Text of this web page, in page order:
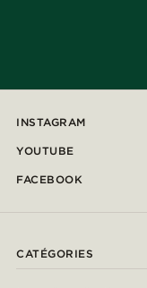
INSTAGRAM
YOUTUBE
FACEBOOK
CATÉGORIES